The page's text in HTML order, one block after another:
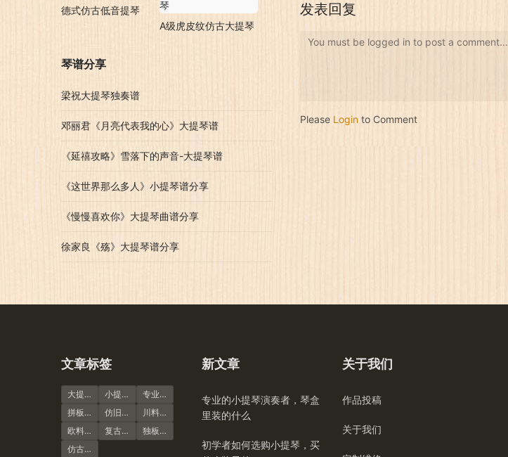
发表回复
You must be logged in to post a comment...
Please Login to Comment
德式仿古低音提琴
A级虎皮纹仿古大提琴
琴谱分享
梁祝大提琴独奏谱
邓丽君《月亮代表我的心》大提琴谱
《延禧攻略》雪落下的声音-大提琴谱
《这世界那么多人》小提琴谱分享
《慢慢喜欢你》大提琴曲谱分享
徐家良《殇》大提琴谱分享
文章标签
大提琴 小提琴谱
专业演奏级
拼板虎纹
仿旧风格
川料小提琴
欧料小提琴
复古风格
独板虎纹
仿古大提琴
新文章
专业的小提琴演奏者，琴盒
里装的什么
初学者如何选购小提琴，买
关于我们
作品投稿
关于我们